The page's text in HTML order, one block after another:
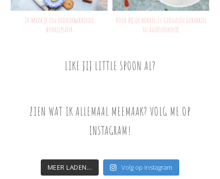
Zo maak je een indrukwekkende
borrelplank
Voor bij de borrel // Garnalen gebakken
in knoflookolie
LIKE JIJ LITTLE SPOON AL?
ZIEN WAT IK ALLEMAAL MEEMAAK? VOLG ME OP
INSTAGRAM!
MEER LADEN... Volg op Instagram